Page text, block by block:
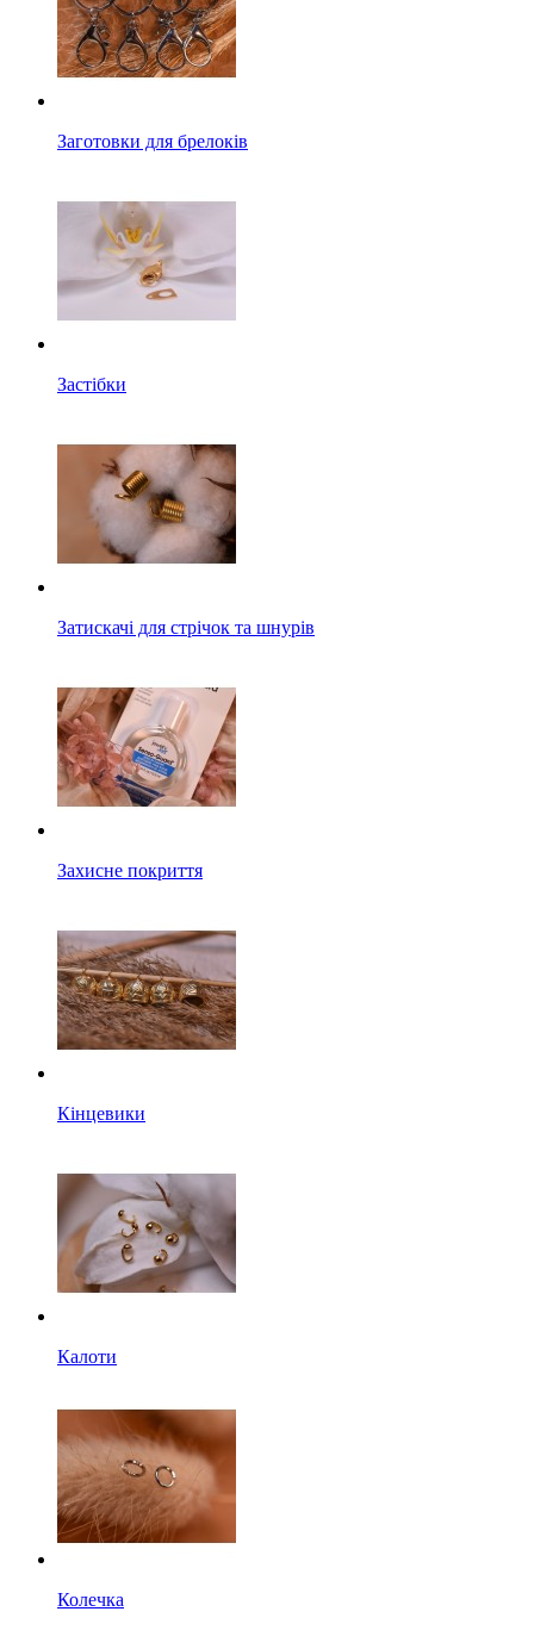
Заготовки для брелоків
Застібки
Затискачі для стрічок та шнурів
Захисне покриття
Кінцевики
Калоти
Колечка